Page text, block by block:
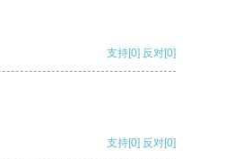
支持[0] 反对[0]
支持[0] 反对[0]